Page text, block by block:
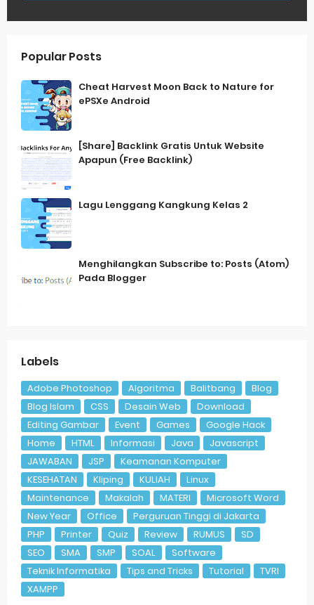
Popular Posts
Cheat Harvest Moon Back to Nature for
ePSXe Android
[Share] Backlink Gratis Untuk Website
Apapun (Free Backlink)
Lagu Lenggang Kangkung Kelas 2
Menghilangkan Subscribe to: Posts (Atom)
Pada Blogger
Labels
Adobe Photoshop Algoritma Balitbang
Blog
Blog Islam
CSS Desain Web
Download
Editing Gambar
Event Games
Google Hack
Home
HTML Informasi Java
Javascript
JAWABAN
JSP
Keamanan Komputer
KESEHATAN
Kliping KULIAH
Linux
Maintenance
Makalah MATERI
Microsoft Word
New Year
Office
Perguruan Tinggi di Jakarta
PHP
Printer Quiz Review RUMUS
SD
SEO
SMA SMP SOAL
Software
Teknik Informatika
Tips and Tricks Tutorial
TVRI
XAMPP